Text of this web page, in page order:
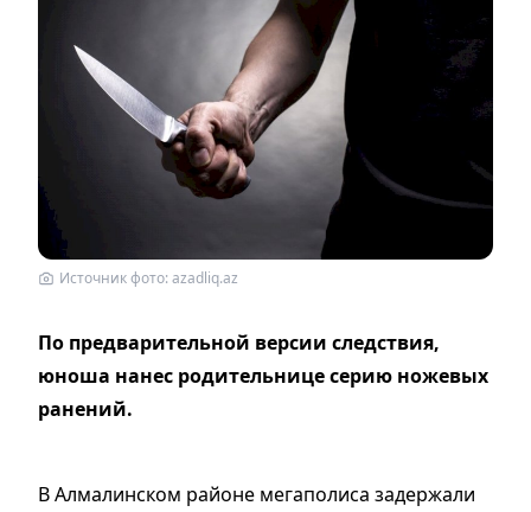
Источник фото: azadliq.az
По предварительной версии следствия,
юноша нанес родительнице серию ножевых
ранений.
В Алмалинском районе мегаполиса задержали